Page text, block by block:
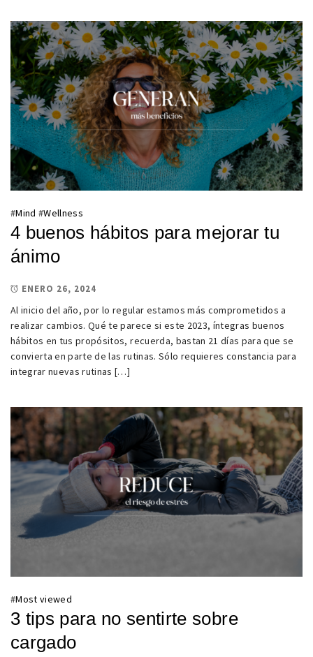
#Mind #Wellness
4 buenos hábitos para mejorar tu
ánimo
ENERO 26, 2024
Al inicio del año, por lo regular estamos más comprometidos a
realizar cambios. Qué te parece si este 2023, íntegras buenos
hábitos en tus propósitos, recuerda, bastan 21 días para que se
convierta en parte de las rutinas. Sólo requieres constancia para
integrar nuevas rutinas […]
#Most viewed
3 tips para no sentirte sobre
cargado